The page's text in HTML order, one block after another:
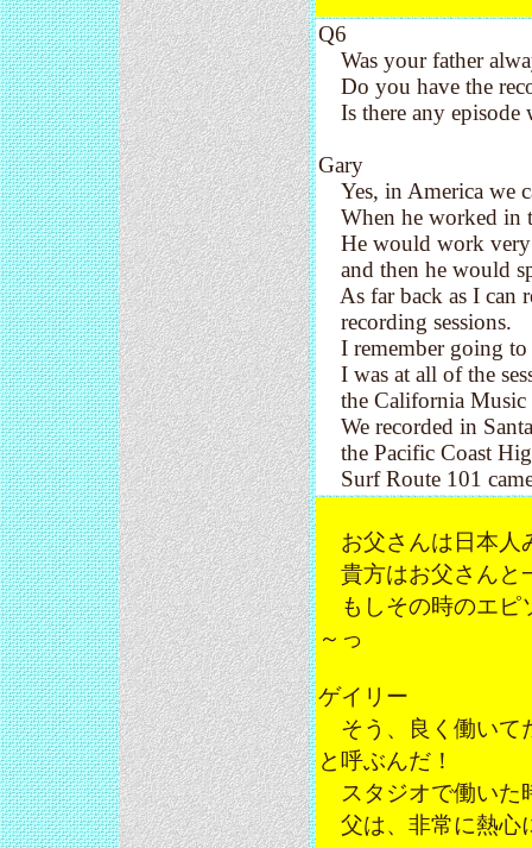
Q6
Was your father
Do you have the
Is there any episode
Gary
Yes, in America we
When he worked in
He would work very
and then he would
As far back as I can
recording sessions.
I remember going to
I was at all of the
the California Music
We recorded in
the Pacific Coast
Surf Route 101
お父さんは日本人
貴方はお父さんと
もしその時のエピ
～っ
ゲイリー
そう、良く働いて
と呼ぶんだ！
スタジオで働いた
父は、非常に熱心